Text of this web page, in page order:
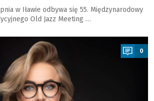
w Iławie odbywa się 55. Międzynarodowy
Old Jazz Meeting …
0